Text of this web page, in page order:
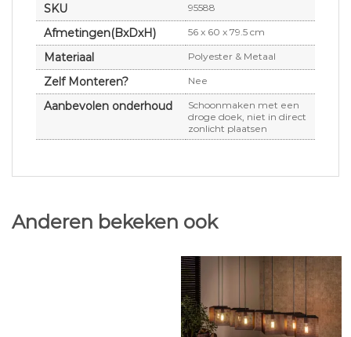
SKU 95588
Afmetingen(BxDxH) 56 x 60 x 79.5 cm
Materiaal Polyester & Metaal
Zelf Monteren? Nee
Aanbevolen onderhoud
Schoonmaken met een
droge doek, niet in direct
zonlicht plaatsen
Anderen bekeken ook